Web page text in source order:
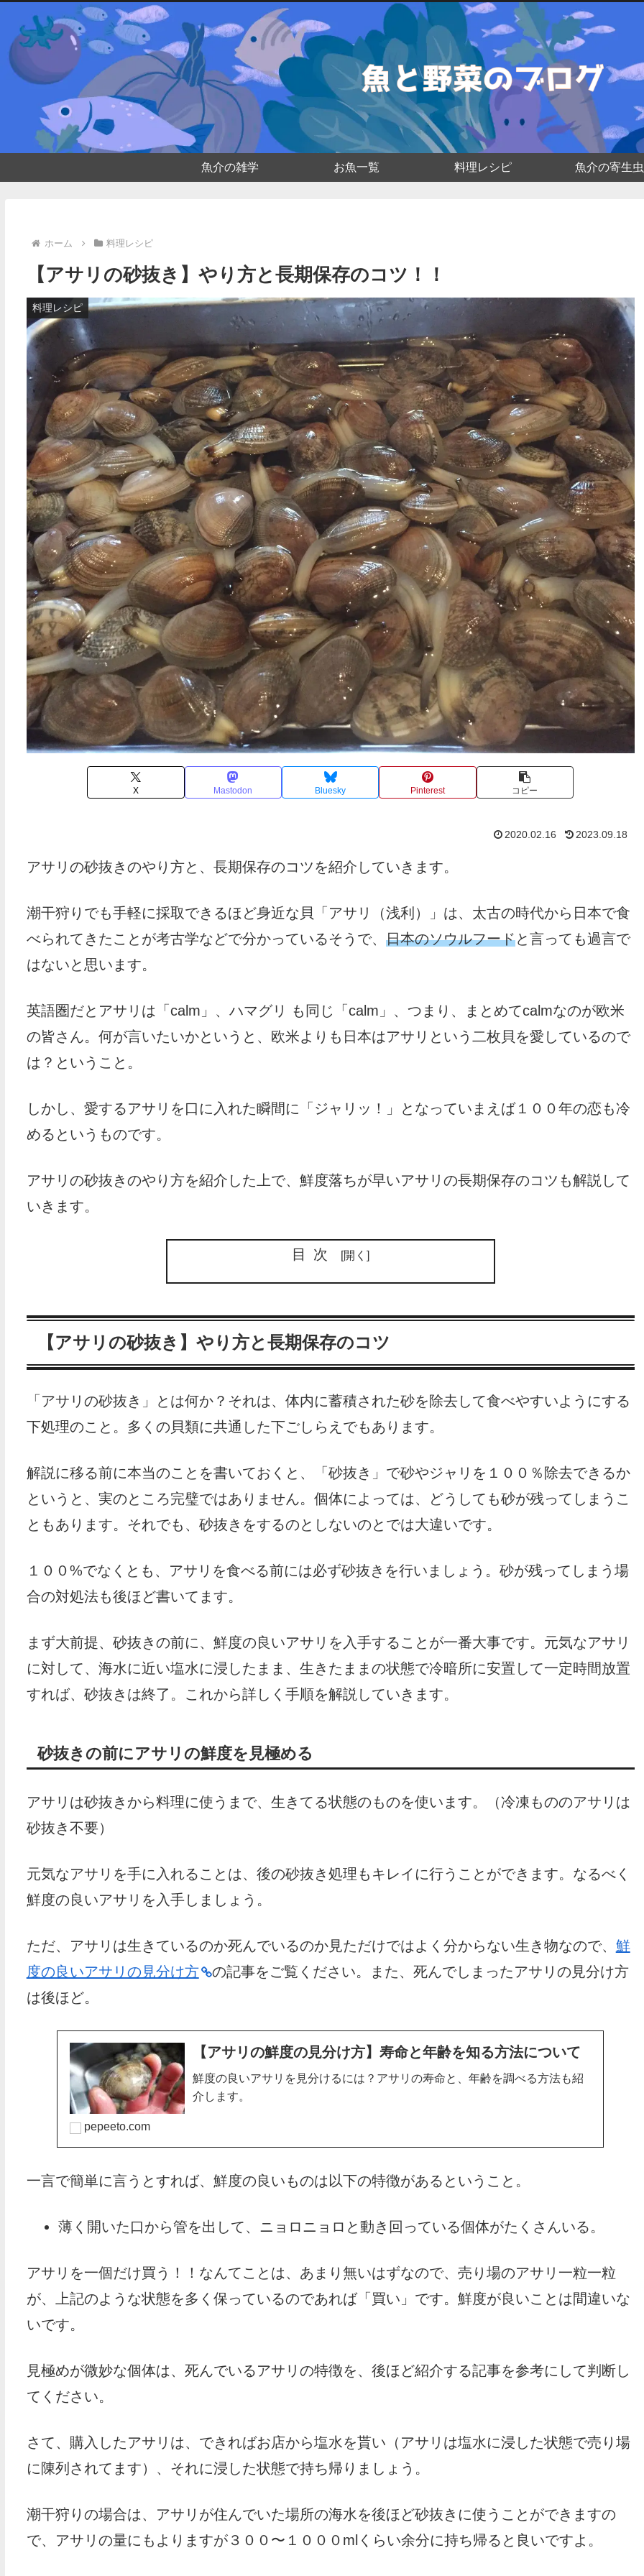
魚介の雑学 お魚一覧 料理レシピ 魚介の寄生虫
ホーム 料理レシピ
【アサリの砂抜き】やり方と長期保存のコツ！！
料理レシピ
X Mastodon Bluesky Pinterest コピー
2020.02.16 2023.09.18
アサリの砂抜きのやり方と、長期保存のコツを紹介していきます。
潮干狩りでも手軽に採取できるほど身近な貝「アサリ（浅利）」は、太古の時代から日本で食
べられてきたことが考古学などで分かっているそうで、 日本のソウルフードと言っても過言で
はないと思います。
英語圏だとアサリは「calm」、ハマグリ も同じ「calm」、つまり、まとめてcalmなのが欧米
の皆さん。何が言いたいかというと、欧米よりも日本はアサリという二枚貝を愛しているので
は？ということ。
しかし、愛するアサリを口に入れた瞬間に「ジャリッ！」となっていまえば１００年の恋も冷
めるというものです。
アサリの砂抜きのやり方を紹介した上で、鮮度落ちが早いアサリの長期保存のコツも解説して
いきます。
目次
【アサリの砂抜き】やり方と長期保存のコツ
「アサリの砂抜き」とは何か？それは、体内に蓄積された砂を除去して食べやすいようにする
下処理のこと。多くの貝類に共通した下ごしらえでもあります。
解説に移る前に本当のことを書いておくと、「砂抜き」で砂やジャリを１００％除去できるか
というと、実のところ完璧ではありません。個体によっては、どうしても砂が残ってしまうこ
ともあります。それでも、砂抜きをするのとしないのとでは大違いです。
１００%でなくとも、アサリを食べる前には必ず砂抜きを行いましょう。砂が残ってしまう場
合の対処法も後ほど書いてます。
まず大前提、砂抜きの前に、鮮度の良いアサリを入手することが一番大事です。元気なアサリ
に対して、海水に近い塩水に浸したまま、生きたままの状態で冷暗所に安置して一定時間放置
すれば、砂抜きは終了。これから詳しく手順を解説していきます。
砂抜きの前にアサリの鮮度を見極める
アサリは砂抜きから料理に使うまで、生きてる状態のものを使います。（冷凍もののアサリは
砂抜き不要）
元気なアサリを手に入れることは、後の砂抜き処理もキレイに行うことができます。なるべく
鮮度の良いアサリを入手しましょう。
ただ、アサリは生きているのか死んでいるのか見ただけではよく分からない生き物なので、 鮮
度の良いアサリの見分け方
の記事をご覧ください。また、死んでしまったアサリの見分け方
は後ほど。
【アサリの鮮度の見分け方】寿命と年齢を知る方法について
鮮度の良いアサリを見分けるには？アサリの寿命と、年齢を調べる方法も紹
介します。
pepeeto.com
一言で簡単に言うとすれば、鮮度の良いものは以下の特徴があるということ。
薄く開いた口から管を出して、ニョロニョロと動き回っている個体がたくさんいる。
アサリを一個だけ買う！！なんてことは、あまり無いはずなので、売り場のアサリ一粒一粒
が、上記のような状態を多く保っているのであれば「買い」です。鮮度が良いことは間違いな
いです。
見極めが微妙な個体は、死んでいるアサリの特徴を、後ほど紹介する記事を参考にして判断し
てください。
さて、購入したアサリは、できればお店から塩水を貰い（アサリは塩水に浸した状態で売り場
に陳列されてます）、それに浸した状態で持ち帰りましょう。
潮干狩りの場合は、アサリが住んでいた場所の海水を後ほど砂抜きに使うことができますの
で、アサリの量にもよりますが３００〜１０００mlくらい余分に持ち帰ると良いですよ。